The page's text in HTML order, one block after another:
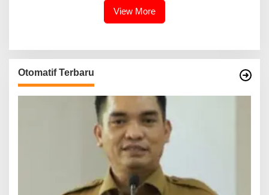
View More
Otomatif Terbaru